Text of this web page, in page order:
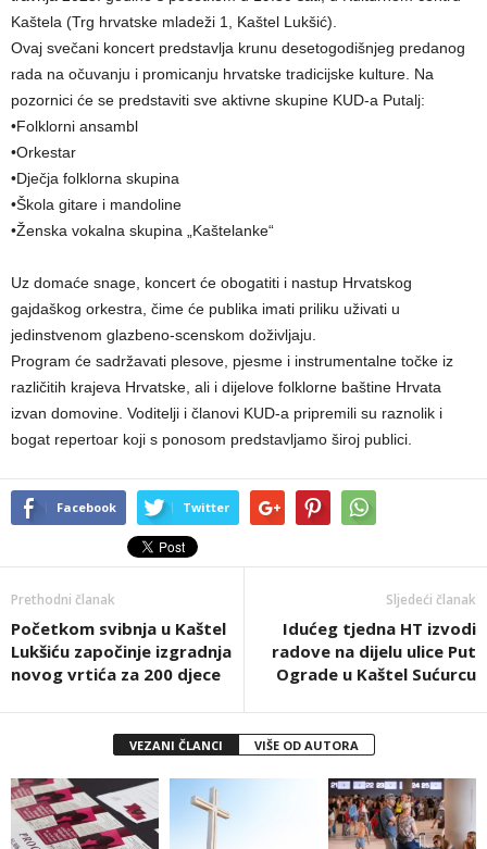
Kaštela (Trg hrvatske mladeži 1, Kaštel Lukšić).
Ovaj svečani koncert predstavlja krunu desetogodišnjeg predanog
rada na očuvanju i promicanju hrvatske tradicijske kulture. Na
pozornici će se predstaviti sve aktivne skupine KUD-a Putalj:
•Folklorni ansambl
•Orkestar
•Dječja folklorna skupina
•Škola gitare i mandoline
•Ženska vokalna skupina „Kaštelanke“
Uz domaće snage, koncert će obogatiti i nastup Hrvatskog
gajdaškog orkestra, čime će publika imati priliku uživati u
jedinstvenom glazbeno-scenskom doživljaju.
Program će sadržavati plesove, pjesme i instrumentalne točke iz
različitih krajeva Hrvatske, ali i dijelove folklorne baštine Hrvata
izvan domovine. Voditelji i članovi KUD-a pripremili su raznolik i
bogat repertoar koji s ponosom predstavljamo široj publici.
Facebook Twitter
Prethodni članak
Početkom svibnja u Kaštel
Lukšiću započinje izgradnja
novog vrtića za 200 djece
Sljedeći članak
Idućeg tjedna HT izvodi
radove na dijelu ulice Put
Ograde u Kaštel Sućurcu
VEZANI ČLANCI VIŠE OD AUTORA